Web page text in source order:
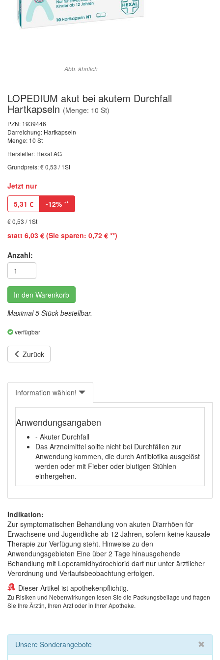
Abb. ähnlich
LOPEDIUM akut bei akutem Durchfall
Hartkapseln (Menge: 10 St)
PZN: 1939446
Darreichung: Hartkapseln
Menge: 10 St
Hersteller: Hexal AG
Grundpreis: € 0,53 / 1St
Jetzt nur
5,31 € -12% **
€ 0,53 / 1St
statt 6,03 € (Sie sparen: 0,72 € **)
Anzahl:
In den Warenkorb
Maximal 5 Stück bestellbar.
verfügbar
Zurück
Information wählen!
Anwendungsangaben
- Akuter Durchfall
Das Arzneimittel sollte nicht bei Durchfällen zur
Anwendung kommen, die durch Antibiotika ausgelöst
werden oder mit Fieber oder blutigen Stühlen
einhergehen.
Indikation:
Zur symptomatischen Behandlung von akuten Diarrhöen für
Erwachsene und Jugendliche ab 12 Jahren, sofern keine kausale
Therapie zur Verfügung steht. Hinweise zu den
Anwendungsgebieten Eine über 2 Tage hinausgehende
Behandlung mit Loperamidhydrochlorid darf nur unter ärztlicher
Verordnung und Verlaufsbeobachtung erfolgen.
Dieser Artikel ist apothekenpflichtig.
Zu Risiken und Nebenwirkungen lesen Sie die Packungsbeilage und fragen
Sie Ihre Ärztin, Ihren Arzt oder in Ihrer Apotheke.
Unsere Sonderangebote